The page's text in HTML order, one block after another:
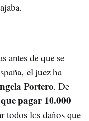
antes de que se
el juez ha
Portero. De
pagar 10.000
todos los daños que